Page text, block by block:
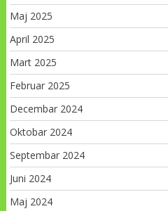
Maj 2025
April 2025
Mart 2025
Februar 2025
Decembar 2024
Oktobar 2024
Septembar 2024
Juni 2024
Maj 2024